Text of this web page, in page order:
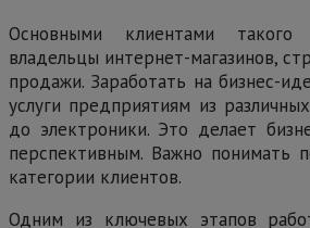
Основными клиентами такого
владельцы интернет-магазинов,
продажи. Заработать на бизнес-
услуги предприятиям из
до электроники. Это делает
перспективным. Важно понимать
категории клиентов.
Одним из ключевых этапов